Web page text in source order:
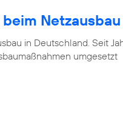
Netzausbau
in Deutschland. Seit
umgesetzt